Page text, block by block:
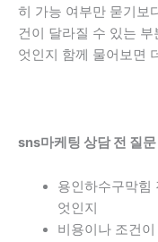
히 가능 여부만 묻기보
건이 달라질 수 있는
엇인지 함께 물어보면
sns마케팅 상담 전 질
용인하수구막힘
엇인지
비용이나 조건